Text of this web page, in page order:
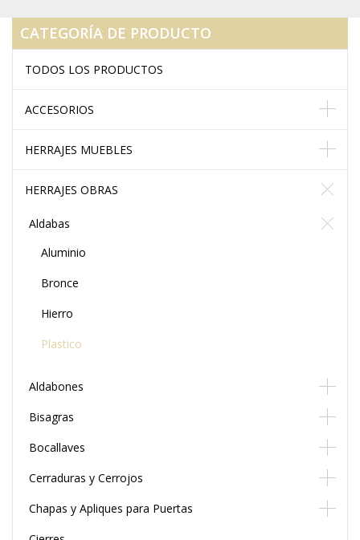
CATEGORÍA DE PRODUCTO
TODOS LOS PRODUCTOS
ACCESORIOS
HERRAJES MUEBLES
HERRAJES OBRAS
Aldabas
Aluminio
Bronce
Hierro
Plastico
Aldabones
Bisagras
Bocallaves
Cerraduras y Cerrojos
Chapas y Apliques para Puertas